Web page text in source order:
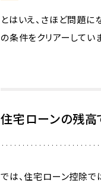
とはいえ、さほど問題
の条件をクリアーしてい
住宅ローンの残
では、住宅ローン控除で